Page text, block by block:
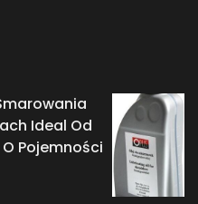
Ideal Od
Pojemności